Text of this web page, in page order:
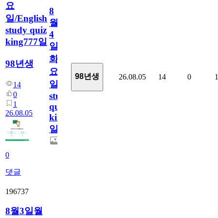
요
일/English
study quiz
king777일
98년생
14
0
1
26.08.05
0
댓글
8
월
4
일
화
요
일/English
study
quiz
king777
일
98년생 26.08.05 14 0 1
196737
8월3일월